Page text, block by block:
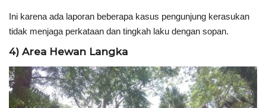
Ini karena ada laporan beberapa kasus pengunjung kerasukan
tidak menjaga perkataan dan tingkah laku dengan sopan.
4) Area Hewan Langka